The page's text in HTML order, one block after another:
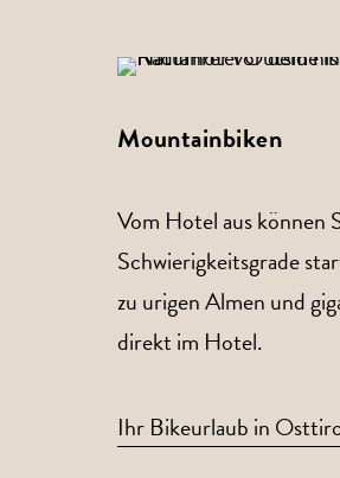
Mountainbiken
Vom Hotel aus können
Schwierigkeitsgrade
zu urigen Almen und
direkt im Hotel.
Ihr Bikeurlaub in